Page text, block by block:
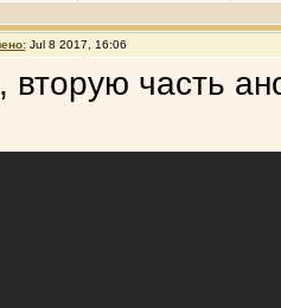
Jul 8 2017, 16:06
часть